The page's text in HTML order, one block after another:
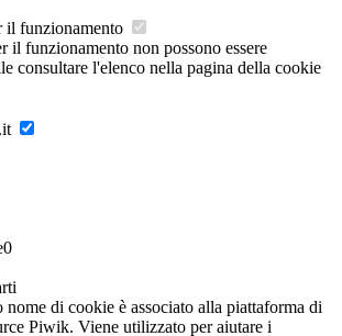
il funzionamento
il funzionamento non possono essere
consultare l'elenco nella pagina della cookie
nome di cookie è associato alla piattaforma di
Piwik. Viene utilizzato per aiutare i